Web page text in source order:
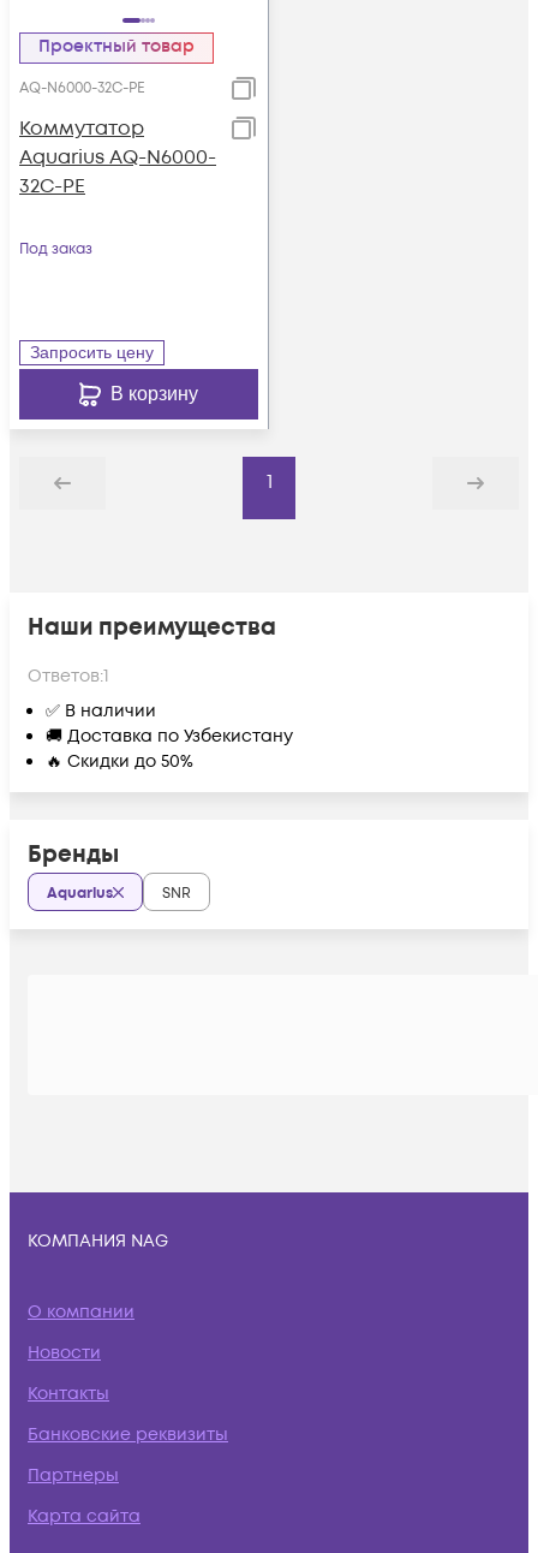
Проектный товар
AQ-N6000-32C-PE
Коммутатор
Aquarius AQ-N6000-
32C-PE
Под заказ
Запросить цену
В корзину
Назад
1
Дальше
Наши преимущества
Ответов:1
✅ В наличии
🚚 Доставка по Узбекистану
🔥 Скидки до 50%
Бренды
Aquarius SNR
КОМПАНИЯ NAG
О компании
Новости
Контакты
Банковские реквизиты
Партнеры
Карта сайта